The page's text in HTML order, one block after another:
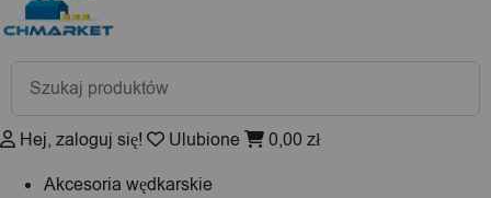
Wyszukiwarka
produktów
Hej, zaloguj się! Ulubione 0,00 zł
Akcesoria wędkarskie